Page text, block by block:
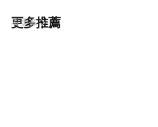
更多推薦
看更多